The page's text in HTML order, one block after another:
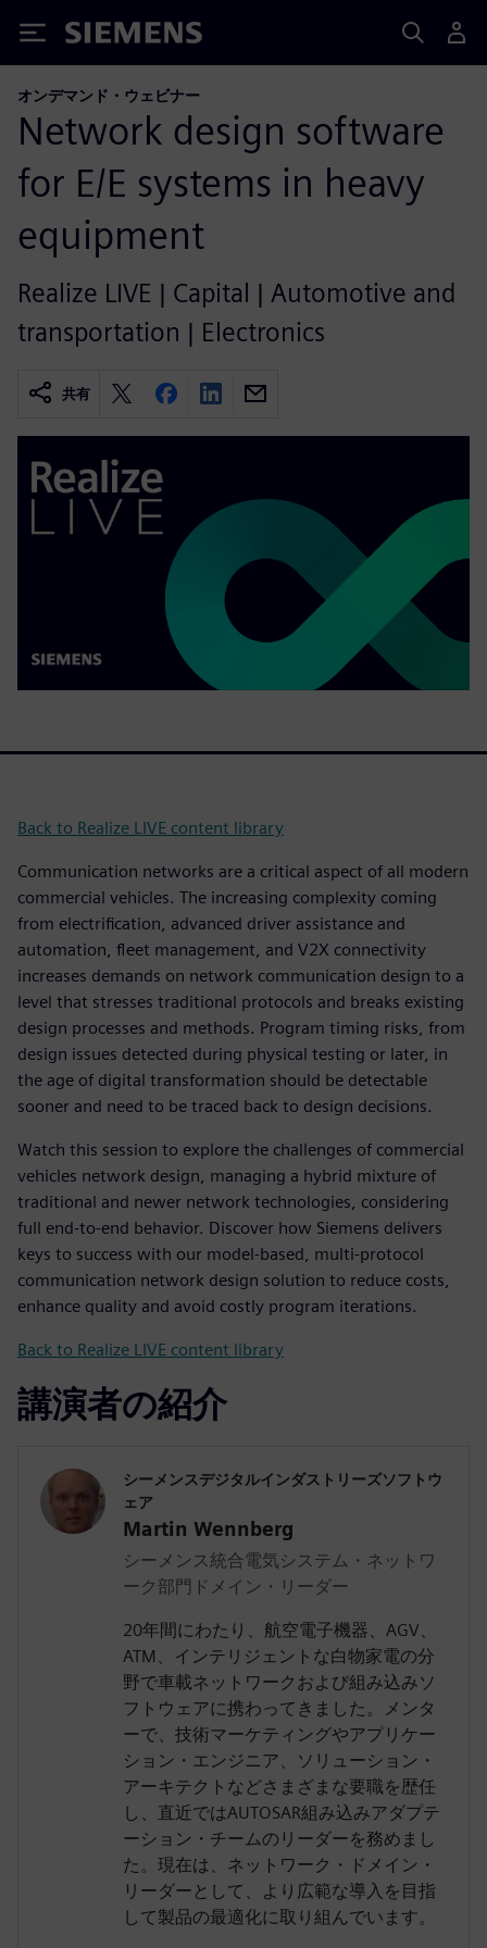
Siemens
オンデマンド・ウェビナー
Network design software
for E/E systems in heavy
equipment
Realize LIVE | Capital | Automotive and
transportation | Electronics
共有
Back to Realize LIVE content library
Communication networks are a critical aspect of all modern
commercial vehicles. The increasing complexity coming
from electrification, advanced driver assistance and
automation, fleet management, and V2X connectivity
increases demands on network communication design to a
level that stresses traditional protocols and breaks existing
design processes and methods. Program timing risks, from
design issues detected during physical testing or later, in
the age of digital transformation should be detectable
sooner and need to be traced back to design decisions.
Watch this session to explore the challenges of commercial
vehicles network design, managing a hybrid mixture of
traditional and newer network technologies, considering
full end-to-end behavior. Discover how Siemens delivers
keys to success with our model-based, multi-protocol
communication network design solution to reduce costs,
enhance quality and avoid costly program iterations.
Back to Realize LIVE content library
講演者の紹介
シーメンスデジタルインダストリーズソフトウ
ェア
Martin Wennberg
シーメンス統合電気システム・ネットワ
ーク部門ドメイン・リーダー
20年間にわたり、航空電子機器、AGV、
ATM、インテリジェントな白物家電の分
野で車載ネットワークおよび組み込みソ
フトウェアに携わってきました。メンタ
ーで、技術マーケティングやアプリケー
ション・エンジニア、ソリューション・
アーキテクトなどさまざまな要職を歴任
し、直近ではAUTOSAR組み込みアダプテ
ーション・チームのリーダーを務めまし
た。現在は、ネットワーク・ドメイン・
リーダーとして、より広範な導入を目指
して製品の最適化に取り組んでいます。